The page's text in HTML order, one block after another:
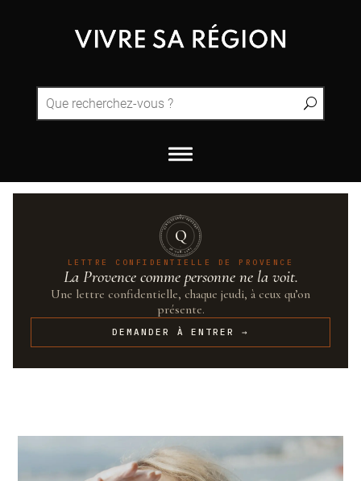
QUINTESSENCE·PROVENCE
UN·SUR·CENT
Q
LETTRE CONFIDENTIELLE DE PROVENCE
La Provence comme personne ne la voit.
Une lettre confidentielle, chaque jeudi, à ceux qu’on
présente.
DEMANDER À ENTRER →